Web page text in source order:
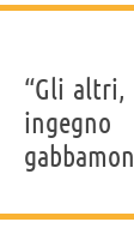
“Gli altri,